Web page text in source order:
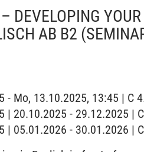
DEVELOPING
AB B2
Mo, 13.10.2025, 13:45 | C
20.10.2025 - 29.12.2025 |
05.01.2026 - 30.01.2026 |